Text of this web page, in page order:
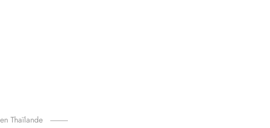
Thaïlande